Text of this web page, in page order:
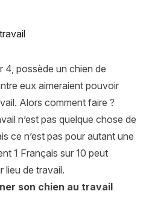
4, possède un chien de
eux aimeraient pouvoir
Alors comment faire ?
n’est pas quelque chose de
ce n’est pas pour autant une
1 Français sur 10 peut
lieu de travail.
son chien au travail